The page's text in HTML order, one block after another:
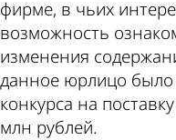
фирме, в чьих
возможность
изменения
данное юрлицо
конкурса на
млн рублей.